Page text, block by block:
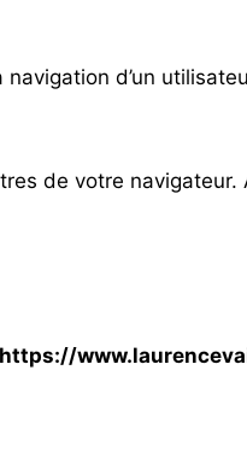
d’un
de votre navigateur.
https://